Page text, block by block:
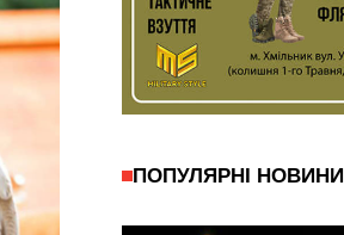
ПОПУЛЯРНІ НОВИНИ